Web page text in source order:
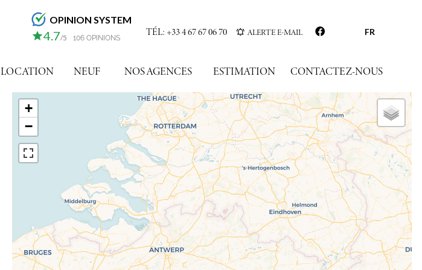
OPINION SYSTEM
4.7/5 106 OPINIONS TÉL: +33 4 67 67 06 70 ALERTE E-MAIL FR
LOCATION NEUF NOS AGENCES ESTIMATION CONTACTEZ-NOUS
+
−